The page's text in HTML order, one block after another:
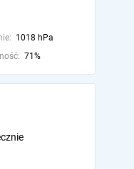
1018 hPa
71%